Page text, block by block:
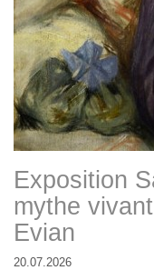
Exposition
mythe
Evian
20.07.2026